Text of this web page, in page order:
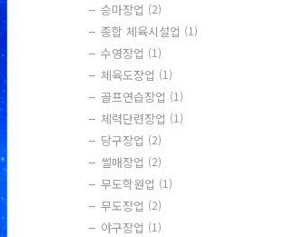
승마장업 (2)
종합 체육시설업 (1)
수영장업 (1)
체육도장업 (1)
골프연습장업 (1)
체력단련장업 (1)
당구장업 (2)
썰매장업 (2)
무도학원업 (1)
무도장업 (2)
야구장업 (1)